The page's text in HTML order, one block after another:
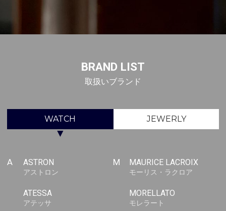
BRAND LIST
取扱いブランド
WATCH JEWERLY
▼
A ASTRON
アストロン
ATESSA
アテッサ
M MAURICE LACROIX
モーリス・ラクロア
MORELLATO
モレラート